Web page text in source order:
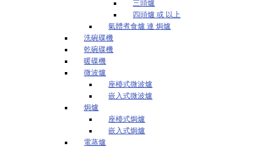
三頭爐
四頭爐 或 以上
氣體煮食爐 連 焗爐
洗碗碟機
乾碗碟機
暖碟機
微波爐
座檯式微波爐
嵌入式微波爐
焗爐
座檯式焗爐
嵌入式焗爐
電蒸爐